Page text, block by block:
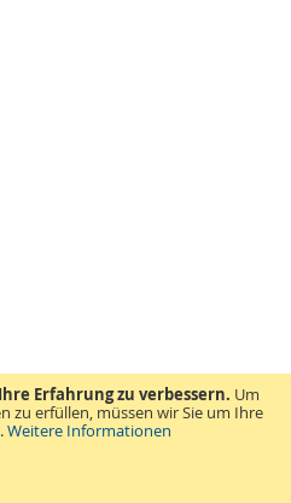
Erfahrung zu verbessern. Um
zu erfüllen, müssen wir Sie um Ihre
Weitere Informationen